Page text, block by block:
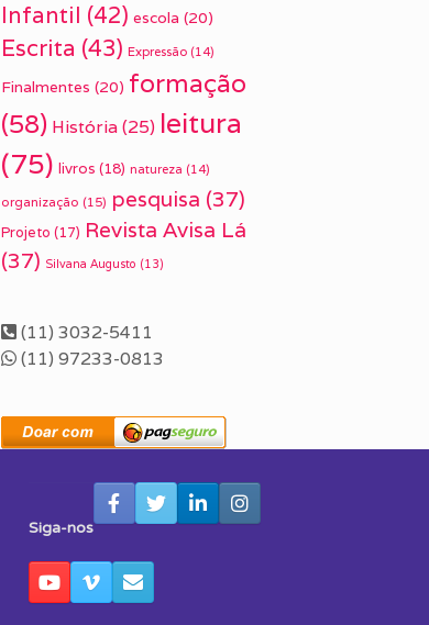
Infantil (42) escola (20)
Escrita (43) Expressão (14)
Finalmentes (20) formação
(58) História(25) leitura
(75) livros (18) natureza (14)
organização (15) pesquisa (37)
Projeto (17) Revista Avisa Lá
(37) Silvana Augusto (13)
(11) 3032-5411
(11) 97233-0813
Siga-nos